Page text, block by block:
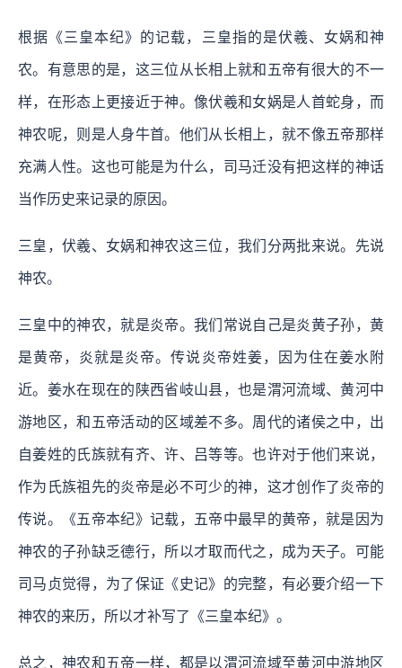
根据《三皇本纪》的记载，三皇指的是伏羲、女娲和神
农。有意思的是，这三位从长相上就和五帝有很大的不一
样，在形态上更接近于神。像伏羲和女娲是人首蛇身，而
神农呢，则是人身牛首。他们从长相上，就不像五帝那样
充满人性。这也可能是为什么，司马迁没有把这样的神话
当作历史来记录的原因。
三皇，伏羲、女娲和神农这三位，我们分两批来说。先说
神农。
三皇中的神农，就是炎帝。我们常说自己是炎黄子孙，黄
是黄帝，炎就是炎帝。传说炎帝姓姜，因为住在姜水附
近。姜水在现在的陕西省岐山县，也是渭河流域、黄河中
游地区，和五帝活动的区域差不多。周代的诸侯之中，出
自姜姓的氏族就有齐、许、吕等等。也许对于他们来说，
作为氏族祖先的炎帝是必不可少的神，这才创作了炎帝的
传说。《五帝本纪》记载，五帝中最早的黄帝，就是因为
神农的子孙缺乏德行，所以才取而代之，成为天子。可能
司马贞觉得，为了保证《史记》的完整，有必要介绍一下
神农的来历，所以才补写了《三皇本纪》。
总之，神农和五帝一样，都是以渭河流域至黄河中游地区